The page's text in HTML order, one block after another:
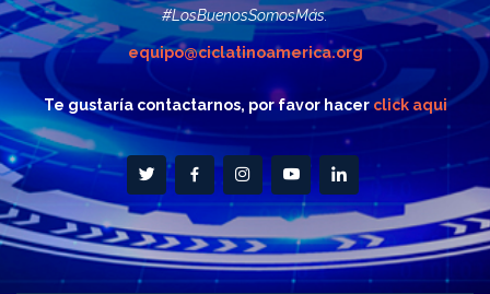
#LosBuenosSomosMás.
equipo@ciclatinoamerica.org
Te gustaría contactarnos, por favor hacer click aqui